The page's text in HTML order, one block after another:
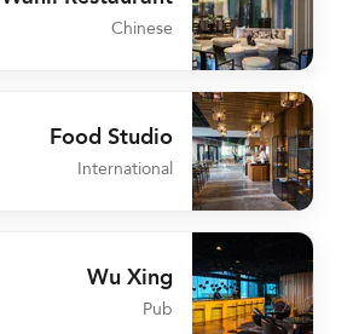
Chinese
undefined Wanli Restaurant
Food Studio
International
undefined Food Studio
Wu Xing
Pub